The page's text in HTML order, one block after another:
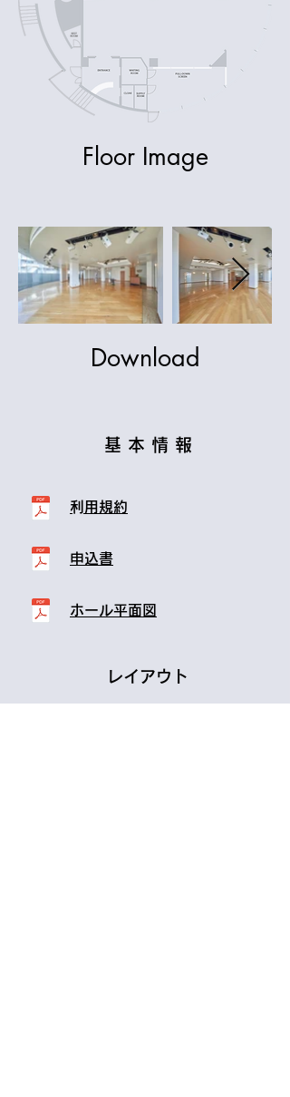
Floor Image
Download
​基 本 情 報
​利用規約
申込書
ホール平面図
​ レイアウト